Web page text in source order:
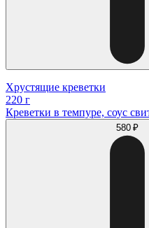
Хрустящие креветки
220 г
Креветки в темпуре, соус
580 ₽